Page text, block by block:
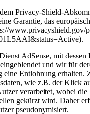
Privacy-Shield-
Garantie, das
www.privacyshield.gov/
AdSense, mit
eingeblendet und wir für
eine Entlohnung erhalten.
wie z.B. der Klick
verarbeitet, wobei die
gekürzt wird. Daher
pseudonymisiert.